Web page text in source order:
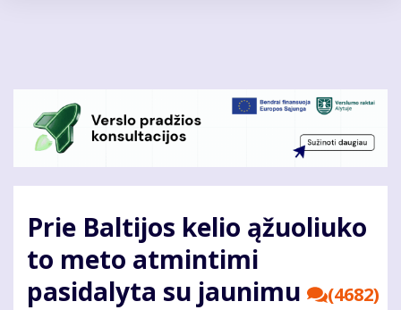
Prie Baltijos kelio ąžuoliuko
to meto atmintimi
pasidalyta su jaunimu
(4682)